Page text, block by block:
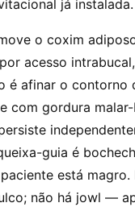
já instalada.
o coxim
acesso
é afinar o contorno
com gordura
guia é
está magro.
não há jowl —